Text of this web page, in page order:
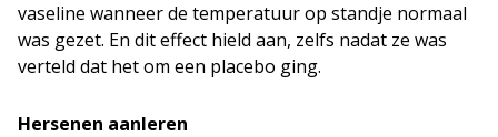
vaseline wanneer de temperatuur op standje normaal
was gezet. En dit effect hield aan, zelfs nadat ze was
verteld dat het om een placebo ging.
Hersenen aanleren